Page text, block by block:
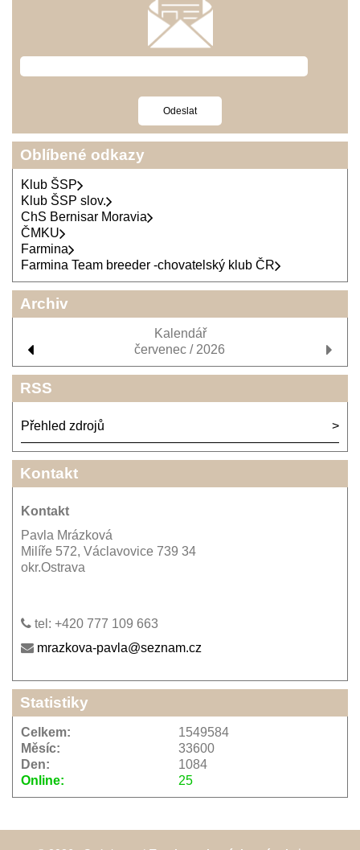
Oblíbené odkazy
Klub ŠSP
Klub ŠSP slov.
ChS Bernisar Moravia
ČMKU
Farmina
Farmina Team breeder -chovatelský klub ČR
Archiv
Kalendář
červenec / 2026
RSS
Přehled zdrojů
Kontakt
Kontakt
Pavla Mrázková
Milíře 572, Václavovice 739 34
okr.Ostrava
tel: +420 777 109 663
mrazkova-pavla@seznam.cz
Statistiky
Online: 25
Celkem:
1549584
Měsíc:
33600
Den:
1084